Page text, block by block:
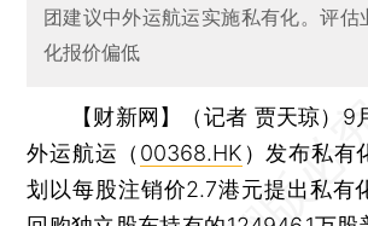
团建议中外运航运实施私有化。评估
化报价偏低
【财新网】（记者 贾天琼） 9
外运航运（ 00368.HK ）发布私有
划以每股注销价2.7港元提出私有